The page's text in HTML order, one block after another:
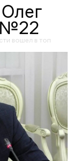
№22
вошел в топ